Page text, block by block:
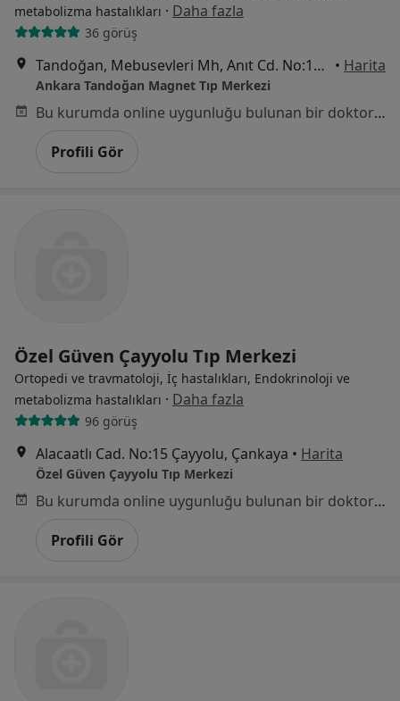
metabolizma hastalıkları · Daha fazla
36 görüş
Tandoğan, Mebusevleri Mh, Anıt Cd. No:12 Çankaya, Ankara • Harita
Ankara Tandoğan Magnet Tıp Merkezi
Bu kurumda online uygunluğu bulunan bir doktor veya uzman bulunamadı
Profili Gör
Özel Güven Çayyolu Tıp Merkezi
Ortopedi ve travmatoloji, İç hastalıkları, Endokrinoloji ve
metabolizma hastalıkları · Daha fazla
96 görüş
Alacaatlı Cad. No:15 Çayyolu, Çankaya • Harita
Özel Güven Çayyolu Tıp Merkezi
Bu kurumda online uygunluğu bulunan bir doktor veya uzman bulunamadı
Profili Gör